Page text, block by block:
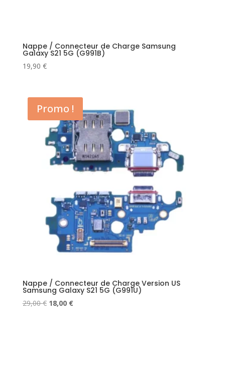
Nappe / Connecteur de Charge Samsung
Galaxy S21 5G (G991B)
19,90 €
Promo !
Nappe / Connecteur de Charge Version US
Samsung Galaxy S21 5G (G991U)
29,00€ Le
18,00 €Le